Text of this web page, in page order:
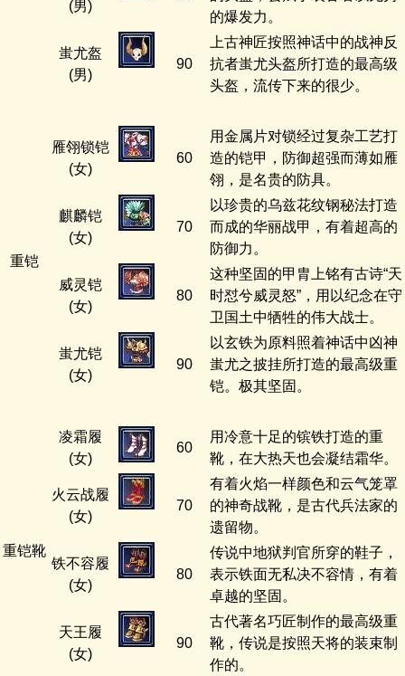
(男)
的爆发力。
蚩尤盔
(男)
90
上古神匠按照神话中的战神反
抗者蚩尤头盔所打造的最高级
头盔，流传下来的很少。
重铠
雁翎锁铠
(女)
60
用金属片对锁经过复杂工艺打
造的铠甲，防御超强而薄如雁
翎，是名贵的防具。
麒麟铠
(女)
70
以珍贵的乌兹花纹钢秘法打造
而成的华丽战甲，有着超高的
防御力。
威灵铠
(女)
80
这种坚固的甲胄上铭有古诗“天
时怼兮威灵怒”，用以纪念在守
卫国土中牺牲的伟大战士。
蚩尤铠
(女)
90
以玄铁为原料照着神话中凶神
蚩尤之披挂所打造的最高级重
铠。极其坚固。
重铠靴
凌霜履
(女)
60
用冷意十足的镔铁打造的重
靴，在大热天也会凝结霜华。
火云战履
(女)
70
有着火焰一样颜色和云气笼罩
的神奇战靴，是古代兵法家的
遗留物。
铁不容履
(女)
80
传说中地狱判官所穿的鞋子，
表示铁面无私决不容情，有着
卓越的坚固。
天王履
(女)
90
古代著名巧匠制作的最高级重
靴，传说是按照天将的装束制
作的。